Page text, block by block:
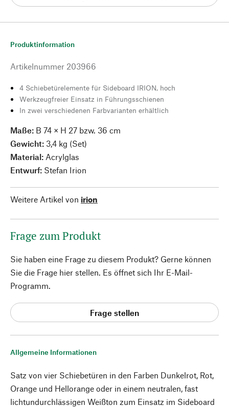
Allgemeine Informationen
Satz von vier Schiebetüren in den Farben Dunkelrot, Rot,
Orange und Hellorange oder in einem neutralen, fast
lichtundurchlässigen Weißton zum Einsatz im Sideboard
Produktinformation
Artikelnummer 203966
4 Schiebetürelemente für Sideboard IRION, hoch
Werkzeugfreier Einsatz in Führungsschienen
In zwei verschiedenen Farbvarianten erhältlich
Maße: B 74 × H 27 bzw. 36 cm
Gewicht: 3,4 kg (Set)
Material: Acrylglas
Entwurf: Stefan Irion
Weitere Artikel von irion
Frage zum Produkt
Sie haben eine Frage zu diesem Produkt? Gerne können
Sie die Frage hier stellen. Es öffnet sich Ihr E-Mail-
Programm.
Frage stellen